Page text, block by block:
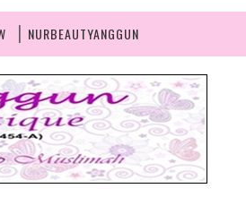
NURBEAUTYANGGUN